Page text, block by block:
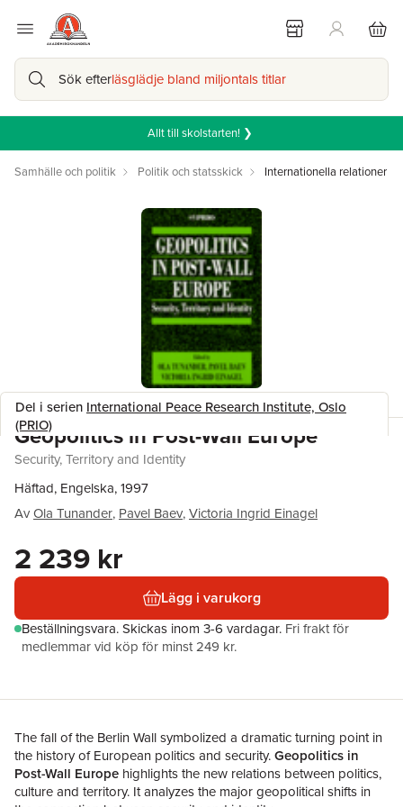
Sök efterläsglädje bland miljontals titlar
Allt till skolstarten! ❯
Samhälle och politik Politik och statsskick Internationella relationer
Del i serien International Peace Research Institute, Oslo
(PRIO)
Geopolitics in Post-Wall Europe
Security, Territory and Identity
Häftad, Engelska, 1997
AvOla Tunander, Pavel Baev,Victoria Ingrid Einagel
2 239 kr
Lägg i varukorg
Beställningsvara.Skickas inom 3-6 vardagar. Fri frakt för
medlemmar vid köp för minst 249 kr.
The fall of the Berlin Wall symbolized a dramatic turning point in
the history of European politics and security.Geopolitics in
Post-Wall Europe highlights the new relations between politics,
culture and territory. It analyzes the major geopolitical shifts in